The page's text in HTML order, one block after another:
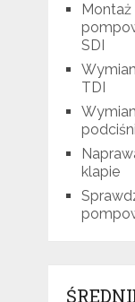
SDI
TDI
klapie